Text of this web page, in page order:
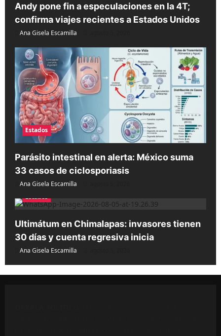
Andy pone fin a especulaciones en la 4T;
confirma viajes recientes a Estados Unidos
Ana Gisela Escamilla
Estados
Parásito intestinal en alerta: México suma
33 casos de ciclosporiasis
Ana Gisela Escamilla
Estados
Ultimátum en Chimalapas: invasores tienen
30 días y cuenta regresiva inicia
Ana Gisela Escamilla